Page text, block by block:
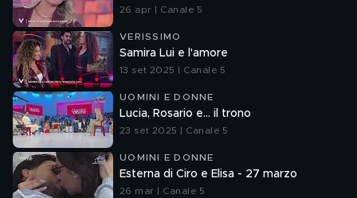
26 apr | Canale 5
VERISSIMO
Samira Lui e l'amore
13 set 2025 | Canale 5
UOMINI E DONNE
Lucia, Rosario e... il trono
23 set 2025 | Canale 5
UOMINI E DONNE
Esterna di Ciro e Elisa - 27 marzo
26 mar | Canale 5